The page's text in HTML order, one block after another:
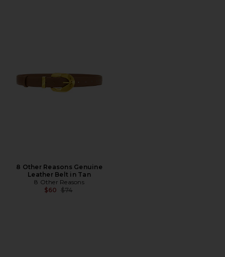
8 Other Reasons Genuine
Leather Belt in Tan
8 Other Reasons
$60 Precio anterior:
$74